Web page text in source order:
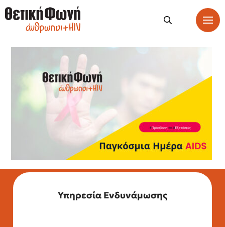
Υπηρεσία Ενδυνάμωσης